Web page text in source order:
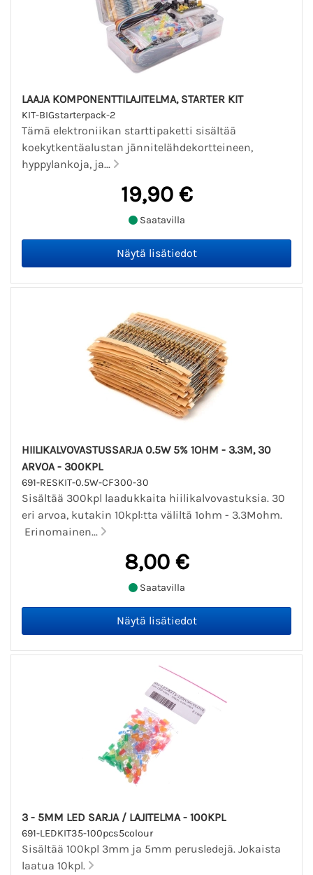
LAAJA KOMPONENTTILAJITELMA, STARTER KIT
KIT-BIGstarterpack-2
Tämä elektroniikan starttipaketti sisältää
koekytkentäalustan jännitelähdekortteineen,
hyppylankoja, ja...
19,90 €
Saatavilla
HIILIKALVOVASTUSSARJA 0.5W 5% 1OHM - 3.3M, 30
ARVOA - 300KPL
691-RESKIT-0.5W-CF300-30
Sisältää 300kpl laadukkaita hiilikalvovastuksia. 30
eri arvoa, kutakin 10kpl:tta väliltä 1ohm - 3.3Mohm.
Erinomainen...
8,00 €
Saatavilla
3 - 5MM LED SARJA / LAJITELMA - 100KPL
691-LEDKIT35-100pcs5colour
Sisältää 100kpl 3mm ja 5mm perusledejä. Jokaista
laatua 10kpl.